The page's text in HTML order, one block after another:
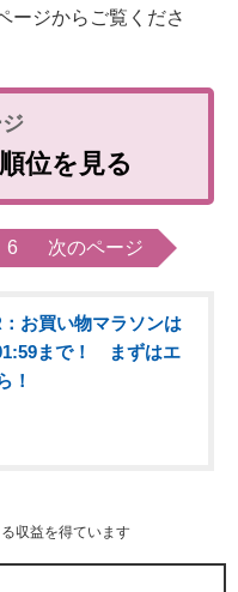
ージからご覧くださ
位を見る
6 次のページ
：お買い物マラソンは
まで！ まずはエ
！
収益を得ています